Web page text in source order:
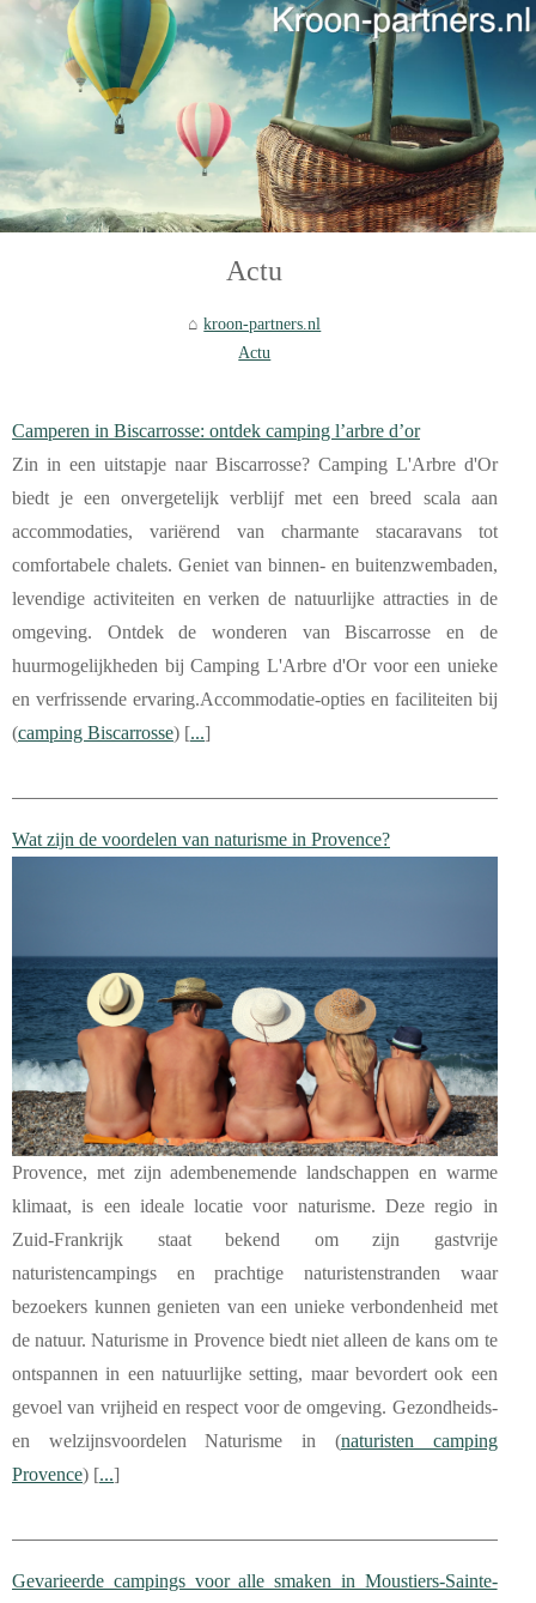
Actu
kroon-partners.nl
Actu
Camperen in Biscarrosse: ontdek camping l’arbre d’or
Zin in een uitstapje naar Biscarrosse? Camping L'Arbre d'Or
biedt je een onvergetelijk verblijf met een breed scala aan
accommodaties, variërend van charmante stacaravans tot
comfortabele chalets. Geniet van binnen- en buitenzwembaden,
levendige activiteiten en verken de natuurlijke attracties in de
omgeving. Ontdek de wonderen van Biscarrosse en de
huurmogelijkheden bij Camping L'Arbre d'Or voor een unieke
en verfrissende ervaring.Accommodatie-opties en faciliteiten bij
(camping Biscarrosse) [...]
Wat zijn de voordelen van naturisme in Provence?
Provence, met zijn adembenemende landschappen en warme
klimaat, is een ideale locatie voor naturisme. Deze regio in
Zuid-Frankrijk staat bekend om zijn gastvrije
naturistencampings en prachtige naturistenstranden waar
bezoekers kunnen genieten van een unieke verbondenheid met
de natuur. Naturisme in Provence biedt niet alleen de kans om te
ontspannen in een natuurlijke setting, maar bevordert ook een
gevoel van vrijheid en respect voor de omgeving. Gezondheids-
en welzijnsvoordelen Naturisme in (naturisten camping
Provence) [...]
Gevarieerde campings voor alle smaken in Moustiers-Sainte-